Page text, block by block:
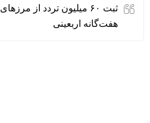
ثبت ۶۰ میلیون تردد از مرزهای
هفت‌گانه اربعینی